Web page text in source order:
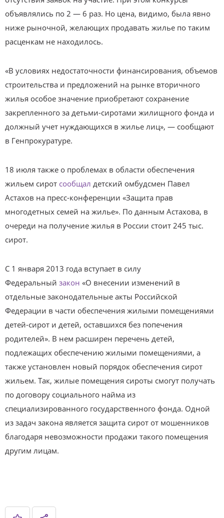
объявлялись по 2 — 6 раз. Но цена, видимо, была явно
ниже рыночной, желающих продавать жилье по таким
расценкам не находилось.
«В условиях недостаточности финансирования, объемов
строительства и предложений на рынке вторичного
жилья особое значение приобретают сохранение
закрепленного за детьми-сиротами жилищного фонда и
должный учет нуждающихся в жилье лиц», — сообщают
в Генпрокуратуре.
18 июля также о проблемах в области обеспечения
жильем сирот сообщал детский омбудсмен Павел
Астахов на пресс-конференции «Защита прав
многодетных семей на жилье». По данным Астахова, в
очереди на получение жилья в России стоит 245 тыс.
сирот.
С 1 января 2013 года вступает в силу
Федеральный закон «О внесении изменений в
отдельные законодательные акты Российской
Федерации в части обеспечения жилыми помещениями
детей-сирот и детей, оставшихся без попечения
родителей». В нем расширен перечень детей,
подлежащих обеспечению жилыми помещениями, а
также установлен новый порядок обеспечения сирот
жильем. Так, жилые помещения сироты смогут получать
по договору социального найма из
специализированного государственного фонда. Одной
из задач закона является защита сирот от мошенников
благодаря невозможности продажи такого помещения
другим лицам.